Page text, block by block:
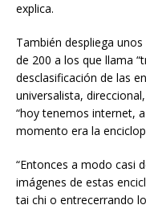
explica.
También despliega
de 200 a los que llama
desclasificación de las
universalista,
“hoy tenemos internet,
momento era la
“Entonces a modo casi
imágenes de estas
tai chi o entrecerrando